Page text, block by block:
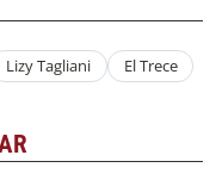
Lizy Tagliani El Trece